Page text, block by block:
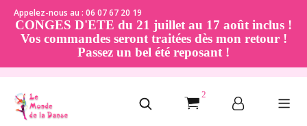
Appelez-nous au : 06 07 67 20 19
CONGES D'ETE du 21 juillet au 17 août inclus !
Vos commandes seront traitées dès mon retour !
Passez un bel été reposant !
2